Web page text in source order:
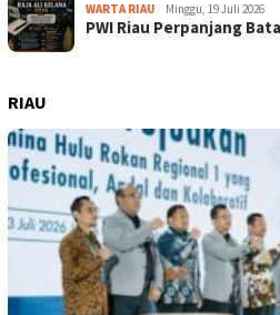
WARTA RIAU Minggu, 19 Juli 2026
PWI Riau Perpanjang
RIAU